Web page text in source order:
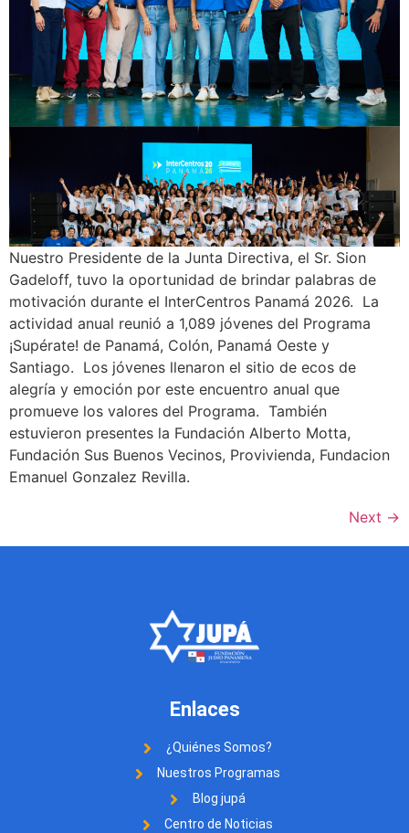
Nuestro Presidente de la Junta Directiva, el Sr. Sion
Gadeloff, tuvo la oportunidad de brindar palabras de
motivación durante el InterCentros Panamá 2026. La
actividad anual reunió a 1,089 jóvenes del Programa
¡Supérate! de Panamá, Colón, Panamá Oeste y
Santiago. Los jóvenes llenaron el sitio de ecos de
alegría y emoción por este encuentro anual que
promueve los valores del Programa. También
estuvieron presentes la Fundación Alberto Motta,
Fundación Sus Buenos Vecinos, Provivienda, Fundacion
Emanuel Gonzalez Revilla.
Next →
Enlaces
¿Quiénes Somos?
Nuestros Programas
Blog jupá
Centro de Noticias